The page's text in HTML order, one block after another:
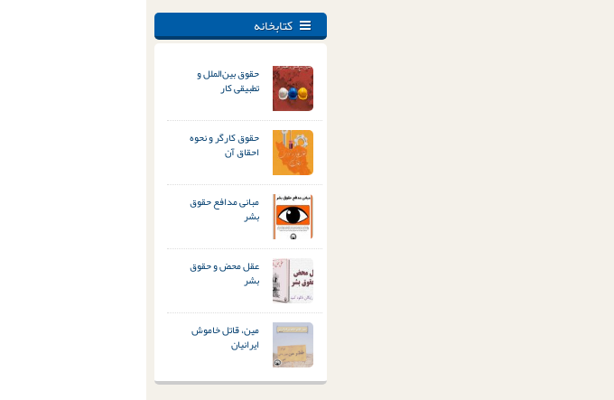
کتابخانه
حقوق بین‌الملل و
تطبیقی کار
حقوق کارگر و نحوه
احقاق آن
مبانی مدافع حقوق
بشر
عقل محض و حقوق
بشر
مین، قاتل خاموش
ایرانیان